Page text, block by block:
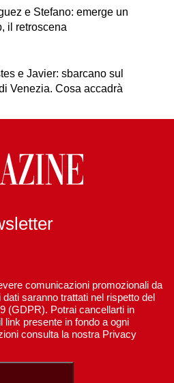
e Stefano: emerge un
il retroscena
e Javier: sbarcano sul
Venezia. Cosa accadrà
comunicazioni promozionali da
saranno trattati nel rispetto del
(GDPR). Potrai cancellarti in
presente in fondo a ogni
consulta la nostra Privacy